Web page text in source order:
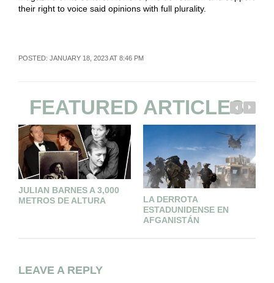
their right to voice said opinions with full plurality.
POSTED: JANUARY 18, 2023 AT 8:46 PM
FEATURED ARTICLES
JULIAN BARNES A 3,000
METROS DE ALTURA
LA DERROTA
ESTADUNIDENSE EN
AFGANISTÁN
LEAVE A REPLY